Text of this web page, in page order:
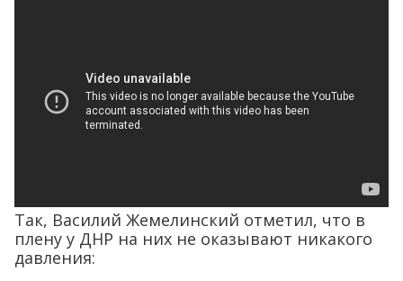
Так, Василий Жемелинский отметил, что в
плену у ДНР на них не оказывают никакого
давления: